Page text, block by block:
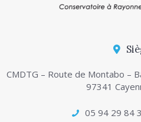
CMDTG – Route de Montabo –
97341
05 94 29 84